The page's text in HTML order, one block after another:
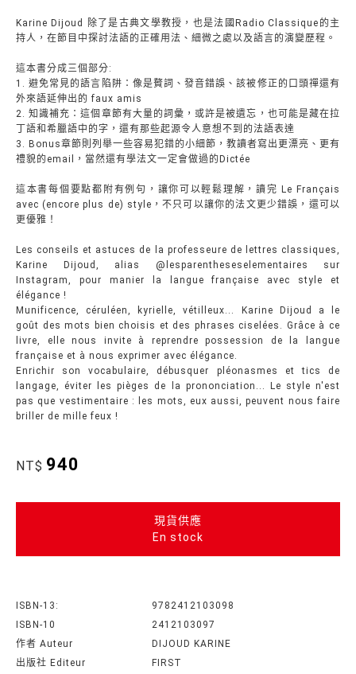
Karine Dijoud 除了是古典文學教授，也是法國Radio Classique的主
持人，在節目中探討法語的正確用法、細微之處以及語言的演變歷程。
這本書分成三個部分:
1. 避免常見的語言陷阱：像是贅詞、發音錯誤、該被修正的口頭禪還有
外來語延伸出的 faux amis
2. 知識補充：這個章節有大量的詞彙，或許是被遺忘，也可能是藏在拉
丁語和希臘語中的字，還有那些起源令人意想不到的法語表達
3. Bonus章節則列舉一些容易犯錯的小細節，教讀者寫出更漂亮、更有
禮貌的email，當然還有學法文一定會做過的Dictée
這本書每個要點都附有例句，讓你可以輕鬆理解，讀完 Le Français
avec (encore plus de) style，不只可以讓你的法文更少錯誤，還可以
更優雅！
Les conseils et astuces de la professeure de lettres classiques,
Karine Dijoud, alias @lesparentheseselementaires sur
Instagram, pour manier la langue française avec style et
élégance !
Munificence, céruléen, kyrielle, vétilleux... Karine Dijoud a le
goût des mots bien choisis et des phrases ciselées. Grâce à ce
livre, elle nous invite à reprendre possession de la langue
française et à nous exprimer avec élégance.
Enrichir son vocabulaire, débusquer pléonasmes et tics de
langage, éviter les pièges de la prononciation... Le style n'est
pas que vestimentaire : les mots, eux aussi, peuvent nous faire
briller de mille feux !
NT$ 940
現貨供應
En stock
ISBN-13:
9782412103098
ISBN-10
2412103097
作者 Auteur
DIJOUD KARINE
出版社 Editeur
FIRST